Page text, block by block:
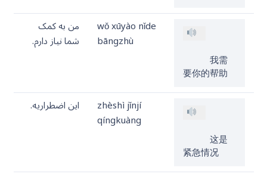
要你的帮助
wǒ xūyào nǐde
bāngzhù
من به کمک
شما نیاز دارم.
紧急情况
zhèshì jǐnjí
qíngkuàng
این اضطراریه.